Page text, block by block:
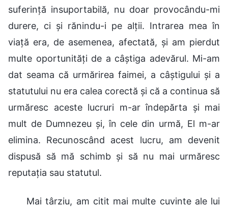
suferință insuportabilă, nu doar provocându-mi
durere, ci și rănindu-i pe alții. Intrarea mea în
viață era, de asemenea, afectată, și am pierdut
multe oportunități de a câștiga adevărul. Mi-am
dat seama că urmărirea faimei, a câștigului și a
statutului nu era calea corectă și că a continua să
urmăresc aceste lucruri m-ar îndepărta și mai
mult de Dumnezeu și, în cele din urmă, El m-ar
elimina. Recunoscând acest lucru, am devenit
dispusă să mă schimb și să nu mai urmăresc
reputația sau statutul.
Mai târziu, am citit mai multe cuvinte ale lui